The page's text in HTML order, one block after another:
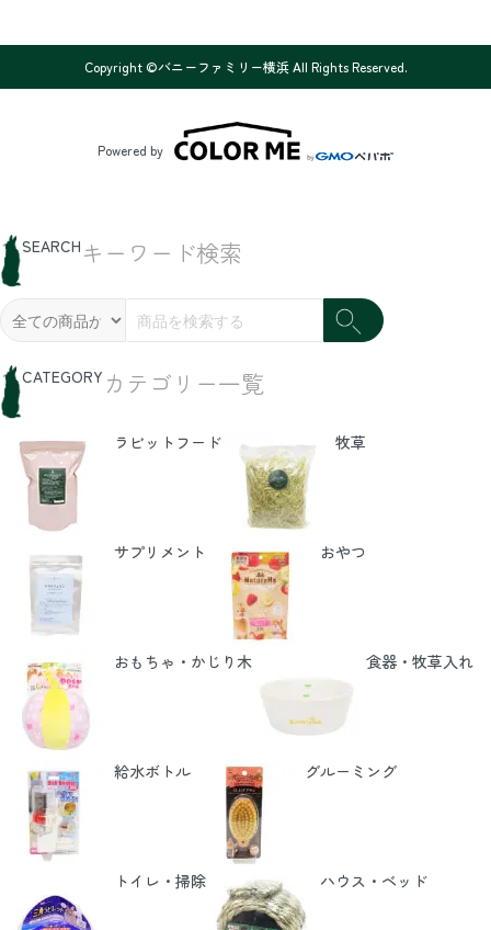
Copyright ©バニーファミリー横浜 All Rights Reserved.
Powered by
SEARCH キーワード検索
CATEGORY カテゴリー一覧
ラビットフード 牧草
サプリメント おやつ
おもちゃ・かじり木 食器・牧草入れ
給水ボトル グルーミング
トイレ・掃除 ハウス・ベッド